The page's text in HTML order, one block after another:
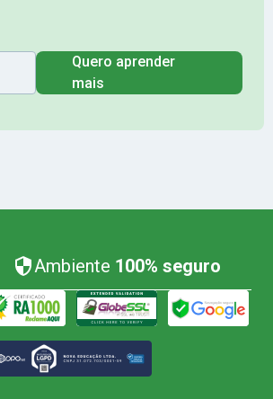
Quero aprender
mais
Ambiente 100% seguro